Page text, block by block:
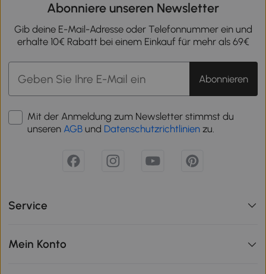
Abonniere unseren Newsletter
Gib deine E-Mail-Adresse oder Telefonnummer ein und
erhalte 10€ Rabatt bei einem Einkauf für mehr als 69€
Abonnieren
Mit der Anmeldung zum Newsletter stimmst du
unseren AGB und Datenschutzrichtlinien zu.
Service
Mein Konto